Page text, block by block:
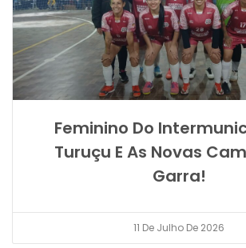
Feminino Do
Turuçu E As Novas
Garra!
11 De Julho De 2026